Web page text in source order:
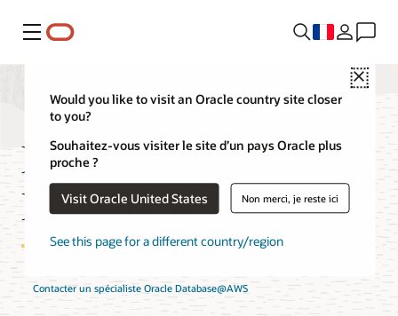
Menu
Close
Would you like to visit an Oracle country site closer
to you?
Souhaitez-vous visiter le site d’un pays Oracle plus
proche ?
Visit Oracle United States Non merci, je reste ici
See this page for a different country/region
FAQ sur Oracle
Database@AWS
Contacter un spécialiste Oracle Database@AWS